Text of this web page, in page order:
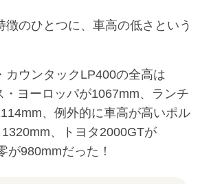
のひとつに、車高の低さという
ウンタックLP400の全高は
・ヨーロッパが1067mm、ランチ
、例外的に車高が高いポル
、トヨタ2000GTが
が980mmだった！